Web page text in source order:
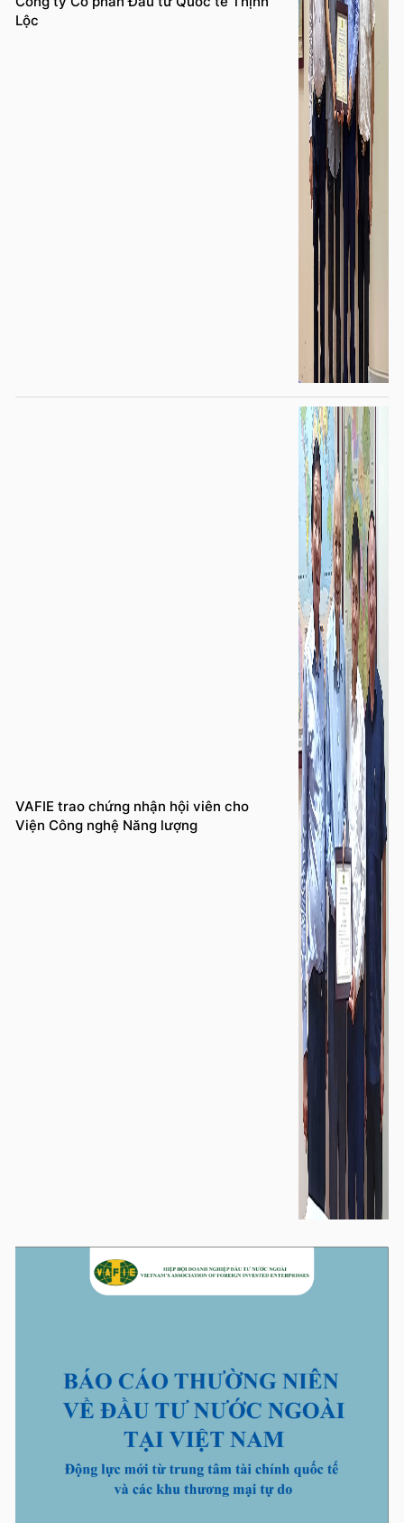
Lộc
VAFIE trao chứng nhận hội viên cho
Viện Công nghệ Năng lượng